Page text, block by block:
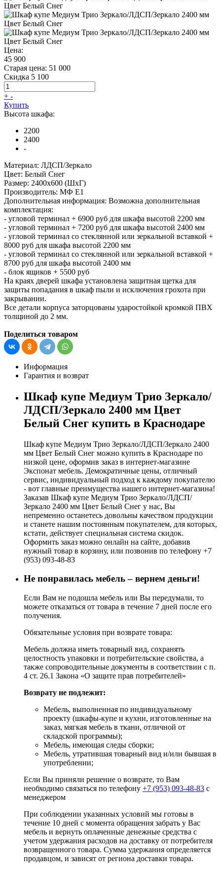
Цена:
45 900
Старая цена: 51 000
Скидка 5 100
+ -
Купить
Высота шкафа:
2200
2400
-
Материал: ЛДСП/Зеркало
Цвет: Белый Снег
Размер: 2400х600 (ШхГ)
Производитель: МФ Е1
Дополнительная информация: Возможна дополнительная
комплектация:
- угловой терминал + 6900 руб для шкафа высотой 2200 мм
- угловой терминал + 7200 руб для шкафа высотой 2400 мм
- угловой терминал со стеклянной или зеркальной вставкой +
8000 руб для шкафа высотой 2200 мм
- угловой терминал со стеклянной или зеркальной вставкой +
8700 руб для шкафа высотой 2400 мм
- блок ящиков + 5500 руб
На краях дверей шкафа установлена защитная щетка для
защиты попадания в шкаф пыли и исключения грохота при
закрывании.
Все детали корпуса заторцованы ударостойкой кромкой ПВХ
толщиной до 2 мм.
Поделиться товаром
Информация
Гарантия и возврат
Шкаф купе Медиум Трио Зеркало/
ЛДСП/Зеркало 2400 мм Цвет
Белый Снег купить в Краснодаре
Шкаф купе Медиум Трио Зеркало/ЛДСП/Зеркало 2400
мм Цвет Белый Снег можно купить в Краснодаре по
низкой цене, оформив заказ в интернет-магазине
Экспонат мебель. Демократичные цены, отличный
сервис, индивидуальный подход к каждому покупателю
- вот главные преимущества нашего интернет-магазина!
Заказав Шкаф купе Медиум Трио Зеркало/ЛДСП/
Зеркало 2400 мм Цвет Белый Снег у нас, Вы
непременно останетесь довольны качеством продукции
и станете нашим постоянным покупателем, для которых,
кстати, действует специальная система скидок.
Оформить заказ можно онлайн на сайте, добавив
нужный товар в корзину, или позвонив по телефону +7
(953) 093-48-83
Не понравилась мебель – вернем деньги!
Если Вам не подошла мебель или Вы передумали, то
можете отказаться от товара в течение 7 дней после его
получения.
Обязательные условия при возврате товара:
Мебель должна иметь товарный вид, сохранять
целостность упаковки и потребительские свойства, а
также сопроводительные документы в соответствии с п.
4 ст. 26.1 Закона «О защите прав потребителей»
Возврату не подлежит:
Мебель, выполненная по индивидуальному
проекту (шкафы-купе и кухни, изготовленные на
заказ, мягкая мебель в ткани, отличной от
складской программы);
Мебель, имеющая следы сборки;
Мебель, утратившая товарный вид и/или бывшая в
употреблении;
Если Вы приняли решение о возврате, то Вам
необходимо связаться по телефону +7 (953) 093-48-83 с
менеджером
При соблюдении указанных условий мы готовы в
течение 10 дней с момента обращения забрать у Вас
мебель и вернуть оплаченные денежные средства с
учетом удержания расходов на доставку от потребителя
возвращенного товара. Сумма удержания определяется
продавцом, и зависят от региона доставки товара.